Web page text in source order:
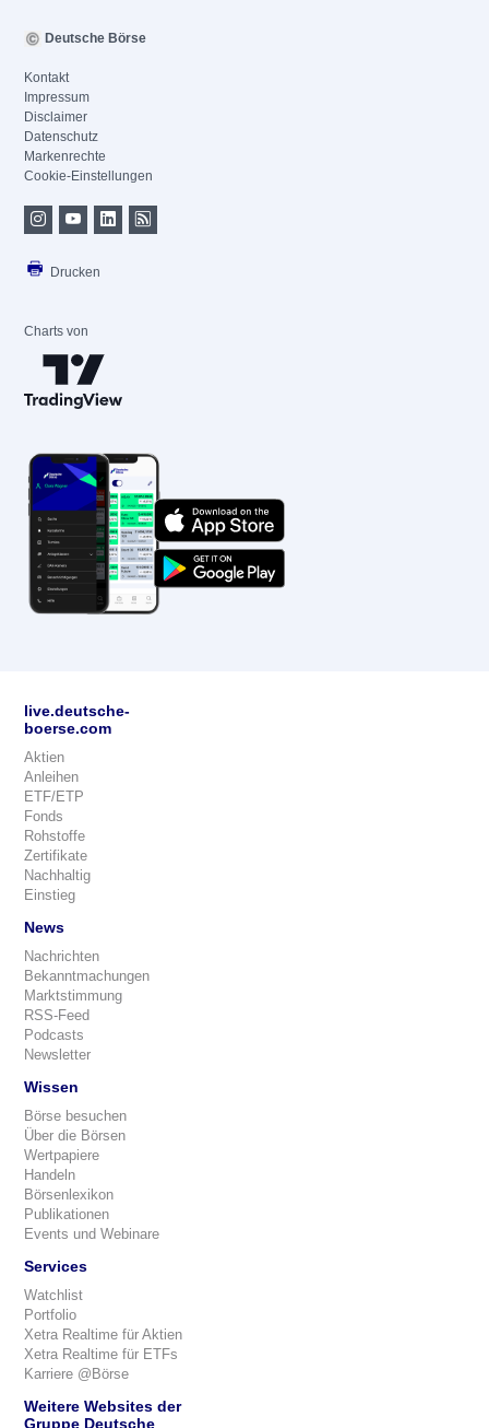
Deutsche Börse
Kontakt
Impressum
Disclaimer
Datenschutz
Markenrechte
Cookie-Einstellungen
Drucken
Charts von
live.deutsche-
boerse.com
Aktien
Anleihen
ETF/ETP
Fonds
Rohstoffe
Zertifikate
Nachhaltig
Einstieg
News
Nachrichten
Bekanntmachungen
Marktstimmung
RSS-Feed
Podcasts
Newsletter
Wissen
Börse besuchen
Über die Börsen
Wertpapiere
Handeln
Börsenlexikon
Publikationen
Events und Webinare
Services
Watchlist
Portfolio
Xetra Realtime für Aktien
Xetra Realtime für ETFs
Karriere @Börse
Weitere Websites der
Gruppe Deutsche